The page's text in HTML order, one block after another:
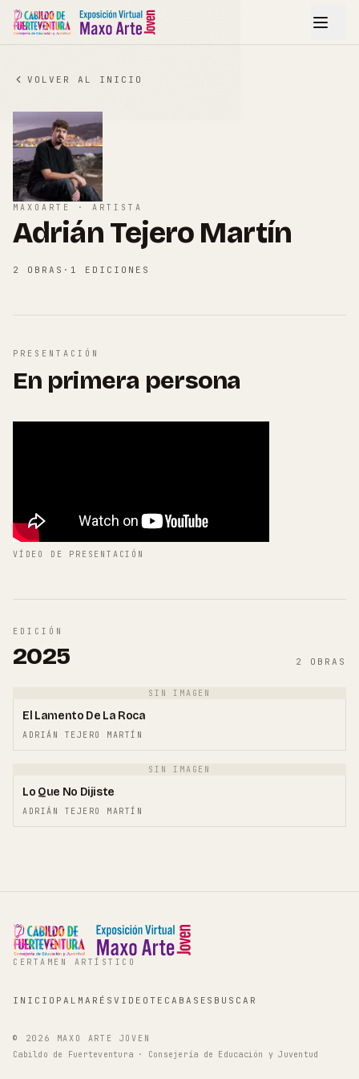
VOLVER AL INICIO
MAXOARTE · ARTISTA
Adrián Tejero Martín
2 OBRAS · 1 EDICIONES
PRESENTACIÓN
En primera persona
VÍDEO DE PRESENTACIÓN
EDICIÓN
2025 2 OBRAS
SIN IMAGEN
El Lamento De La Roca
ADRIÁN TEJERO MARTÍN
SIN IMAGEN
Lo Que No Dijiste
ADRIÁN TEJERO MARTÍN
CERTAMEN ARTÍSTICO
INICIO PALMARÉS VIDEOTECA BASES BUSCAR
© 2026
MAXO ARTE JOVEN
Cabildo de Fuerteventura · Consejería de Educación y Juventud